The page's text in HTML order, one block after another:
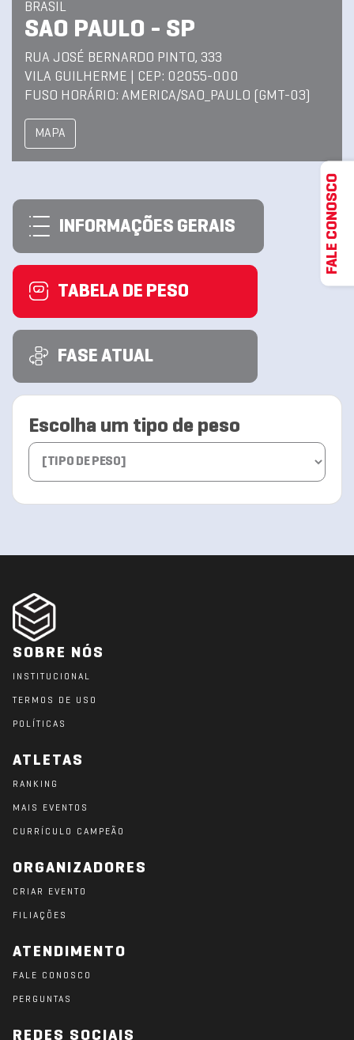
BRASIL
SAO PAULO - SP
RUA JOSÉ BERNARDO PINTO, 333
VILA GUILHERME | CEP: 02055-000
FUSO HORÁRIO: AMERICA/SAO_PAULO (GMT-03)
MAPA
INFORMAÇÕES GERAIS
TABELA DE PESO
FASE ATUAL
Escolha um tipo de peso
SOBRE NÓS
INSTITUCIONAL
TERMOS DE USO
POLÍTICAS
ATLETAS
RANKING
MAIS EVENTOS
CURRÍCULO CAMPEÃO
ORGANIZADORES
CRIAR EVENTO
FILIAÇÕES
ATENDIMENTO
FALE CONOSCO
PERGUNTAS
REDES SOCIAIS
FALE CONOSCO